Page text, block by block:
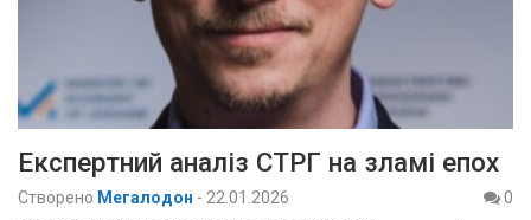
Експертний аналіз СТРГ на зламі епох
Створено Мегалодон - 22.01.2026
0